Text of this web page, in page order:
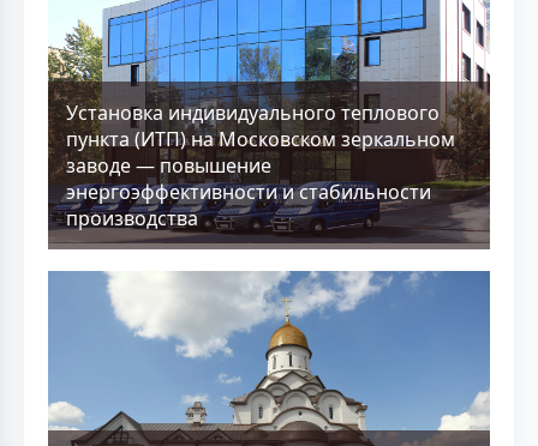
Установка индивидуального теплового
пункта (ИТП) на Московском зеркальном
заводе — повышение
энергоэффективности и стабильности
производства